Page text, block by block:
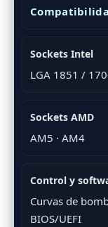
Sockets Intel
LGA 1851 /
Sockets AMD
AM5 · AM4
Control y
Curvas de
BIOS/UEFI